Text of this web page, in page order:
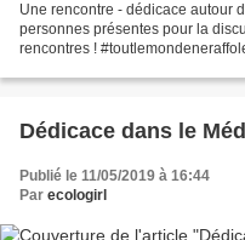
Une rencontre - dédicace autour
personnes présentes pour la
rencontres !
Dédicace dans le
Publié le 11/05/2019 à 16:44
Par ecologirl